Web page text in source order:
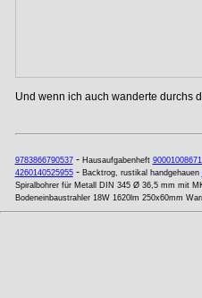
Und wenn ich auch wanderte durchs
9783866790537- Hausaufgabenheft
4260140525955- Backtrog, rustikal handgehauen
Spiralbohrer für Metall DIN 345 Ø 36,5 mm mit
Bodeneinbaustrahler 18W 1620lm 250x60mm